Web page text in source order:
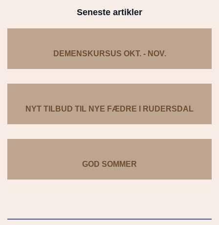
Seneste artikler
DEMENSKURSUS OKT. - NOV.
NYT TILBUD TIL NYE FÆDRE I RUDERSDAL
GOD SOMMER